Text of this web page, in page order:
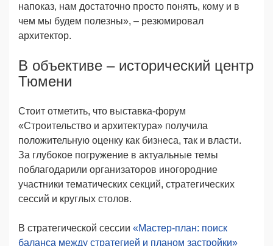
напоказ, нам достаточно просто понять, кому и в
чем мы будем полезны», – резюмировал
архитектор.
В объективе – исторический центр
Тюмени
Стоит отметить, что выставка-форум
«Строительство и архитектура» получила
положительную оценку как бизнеса, так и власти.
За глубокое погружение в актуальные темы
поблагодарили организаторов иногородние
участники тематических секций, стратегических
сессий и круглых столов.
В стратегической сессии «Мастер-план: поиск
баланса между стратегией и планом застройки»